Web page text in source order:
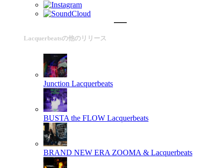
Lacquerbeatsの他のリリース
Junction Lacquerbeats
BUSTA the FLOW Lacquerbeats
BRAND NEW ERA ZOOMA & Lacquerbeats